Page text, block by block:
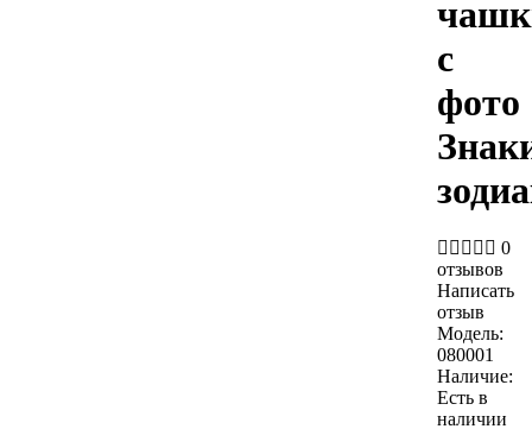
с
фото
0
отзывов
Написать
отзыв
Модель:
080001
Наличие:
Есть в
наличии